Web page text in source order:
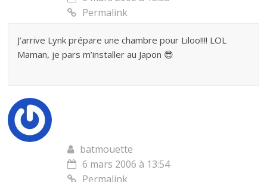
Permalink
J’arrive Lynk prépare une chambre pour Liloo!!!! LOL
Maman, je pars m’installer au Japon 😎
batmouette
6 mars 2006 à 13:54
Permalink